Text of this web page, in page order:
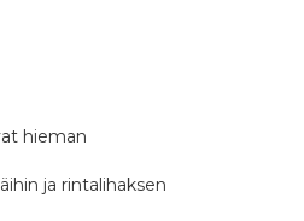
hieman
ja rintalihaksen